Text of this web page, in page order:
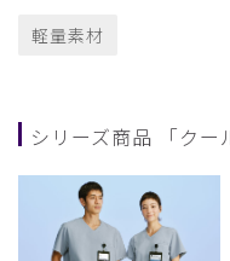
軽量素材
シリーズ商品 「クー